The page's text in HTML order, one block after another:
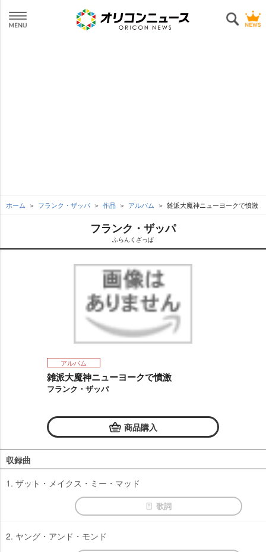
ホーム フランク・ザッパ 作品 アルバム 雑派大魔神ニューヨークで憤激
フランク・ザッパ
ふらんくざっぱ
アルバム
雑派大魔神ニューヨークで憤激
フランク・ザッパ
商品購入
収録曲
1. ザット・メイクス・ミー・マッド
歌詞
2. ヤング・アンド・モンド